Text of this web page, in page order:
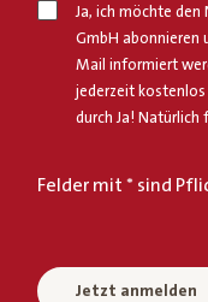
Ja, ich möchte
GmbH abonnieren
Mail informiert
jederzeit
durch Ja! Natürlich
Felder mit * sind
Jetzt anmelden